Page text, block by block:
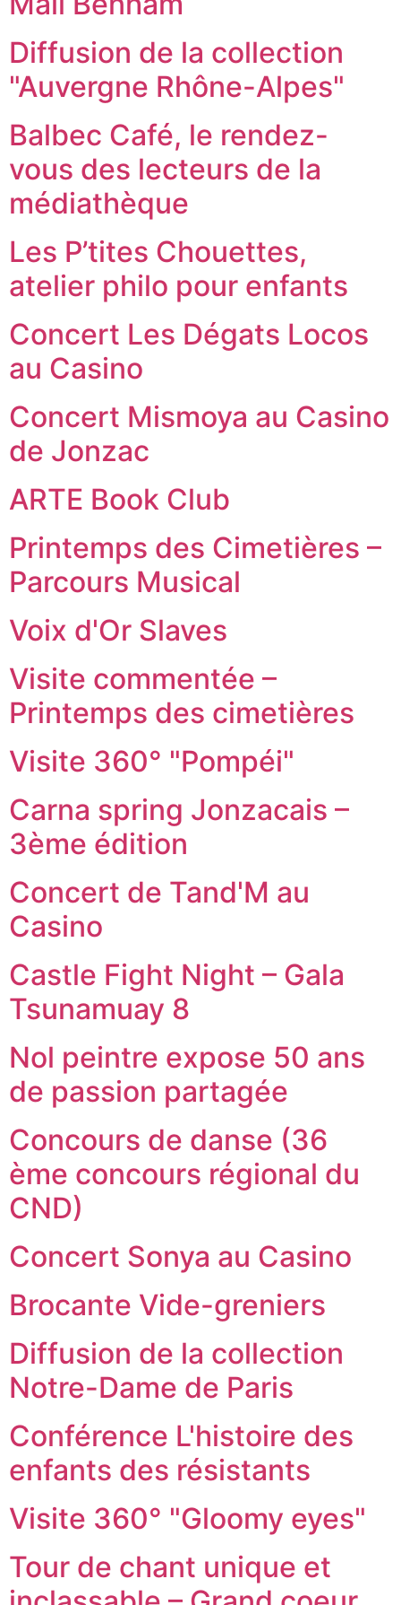
Diffusion de la collection
"Auvergne Rhône-Alpes"
Balbec Café, le rendez-
vous des lecteurs de la
médiathèque
Les P’tites Chouettes,
atelier philo pour enfants
Concert Les Dégats Locos
au Casino
Concert Mismoya au Casino
de Jonzac
ARTE Book Club
Printemps des Cimetières –
Parcours Musical
Voix d'Or Slaves
Visite commentée –
Printemps des cimetières
Visite 360° "Pompéi"
Carna spring Jonzacais –
3ème édition
Concert de Tand'M au
Casino
Castle Fight Night – Gala
Tsunamuay 8
Nol peintre expose 50 ans
de passion partagée
Concours de danse (36
ème concours régional du
CND)
Concert Sonya au Casino
Brocante Vide-greniers
Diffusion de la collection
Notre-Dame de Paris
Conférence L'histoire des
enfants des résistants
Visite 360° "Gloomy eyes"
Tour de chant unique et